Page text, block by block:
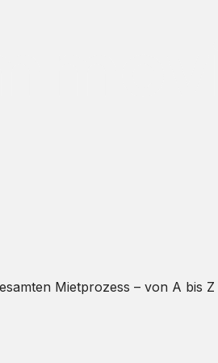
Mietprozess – von A bis Z